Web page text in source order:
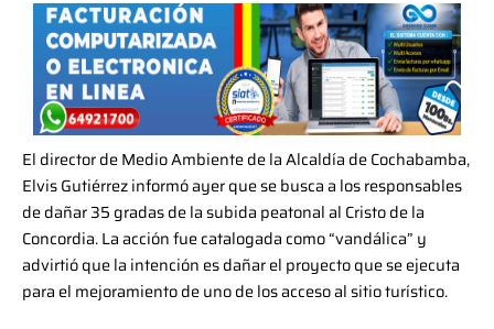
El director de Medio Ambiente de la Alcaldía de Cochabamba,
Elvis Gutiérrez informó ayer que se busca a los responsables
de dañar 35 gradas de la subida peatonal al Cristo de la
Concordia. La acción fue catalogada como “vandálica” y
advirtió que la intención es dañar el proyecto que se ejecuta
para el mejoramiento de uno de los acceso al sitio turístico.